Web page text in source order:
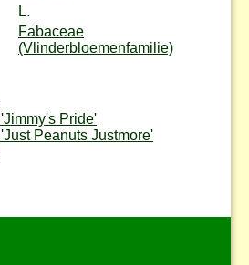
L.
Fabaceae
(Vlinderbloemenfamilie)
'Jimmy's Pride'
'Just Peanuts Justmore'